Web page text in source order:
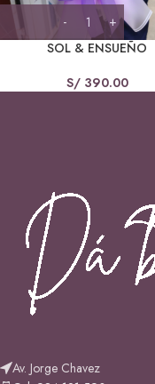
SOL & ENSUEÑO
S/390.00
Av. Jorge Chavez